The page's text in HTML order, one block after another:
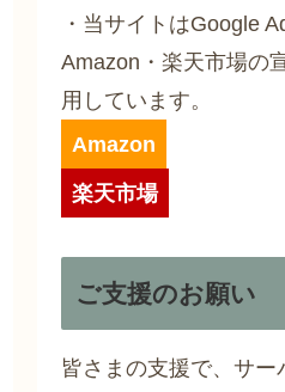
・当サイトはGoogle
Amazon・楽天市場の
用しています。
Amazon
楽天市場
ご支援のお願い
皆さまの支援で、サー